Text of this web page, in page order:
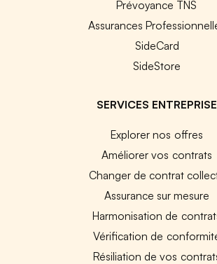
Prévoyance TNS
Assurances
SideCard
SideStore
SERVICES ENTREPRISE
Explorer nos offres
Améliorer vos contrats
Changer de contrat
Assurance sur mesure
Harmonisation de
Vérification de
Résiliation de vos